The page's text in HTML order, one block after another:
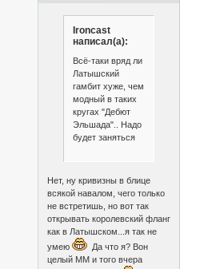
Ironcast
написал(а):
Всё-таки вряд ли
Латышский
гамбит хуже, чем
модный в таких
кругах "Дебют
Эльшада".. Надо
будет заняться
Нет, ну кривизны в блице
всякой навалом, чего только
не встретишь, но вот так
открывать королевский фланг
как в Латышском...я так не
умею
Да что я? Вон
целый ММ и того вчера